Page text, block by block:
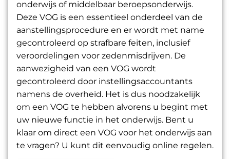
onderwijs of middelbaar beroepsonderwijs.
Deze VOG is een essentieel onderdeel van de
aanstellingsprocedure en er wordt met name
gecontroleerd op strafbare feiten, inclusief
veroordelingen voor zedenmisdrijven. De
aanwezigheid van een VOG wordt
gecontroleerd door instellingsaccountants
namens de overheid. Het is dus noodzakelijk
om een VOG te hebben alvorens u begint met
uw nieuwe functie in het onderwijs. Bent u
klaar om direct een VOG voor het onderwijs aan
te vragen? U kunt dit eenvoudig online regelen.